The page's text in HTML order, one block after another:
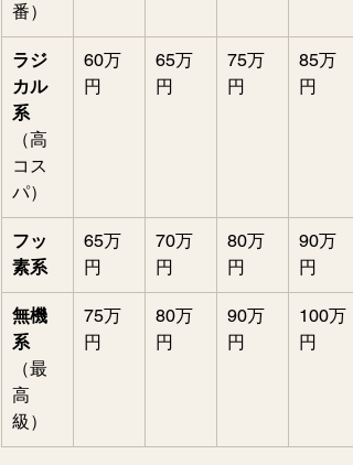
番）
ラジ
カル
系
（高
コス
パ）
60万
円
65万
円
75万
円
85万
円
フッ
素系
65万
円
70万
円
80万
円
90万
円
無機
系
（最
高
級）
75万
円
80万
円
90万
円
100万
円